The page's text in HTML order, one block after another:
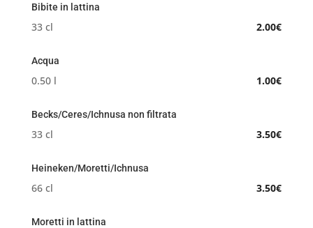
Bibite in lattina
33 cl 2.00€
Acqua
0.50 l 1.00€
Becks/Ceres/Ichnusa non filtrata
33 cl 3.50€
Heineken/Moretti/Ichnusa
66 cl 3.50€
Moretti in lattina